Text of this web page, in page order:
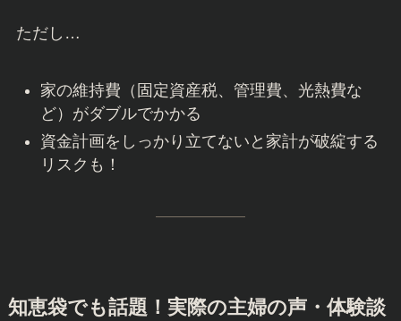
ただし…
家の維持費（固定資産税、管理費、光熱費な
ど）がダブルでかかる
資金計画をしっかり立てないと家計が破綻する
リスクも！
知恵袋でも話題！実際の主婦の声・体験談